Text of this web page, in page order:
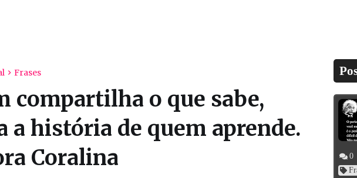
Frases
compartilha o que sabe,
a história de quem aprende.
Coralina
0